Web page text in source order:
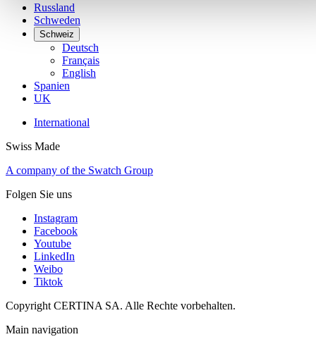
Russland
Schweden
Schweiz
Deutsch
Français
English
Spanien
UK
International
Swiss Made
A company of the Swatch Group
Folgen Sie uns
Instagram
Facebook
Youtube
LinkedIn
Weibo
Tiktok
Copyright CERTINA SA. Alle Rechte vorbehalten.
Main navigation